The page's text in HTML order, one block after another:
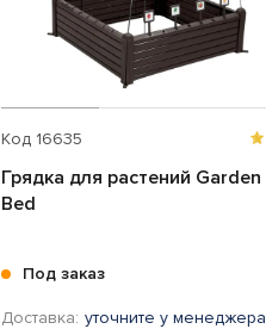
Код 16635
Грядка для растений Garden
Bed
Под заказ
Доставка: уточните у менеджера